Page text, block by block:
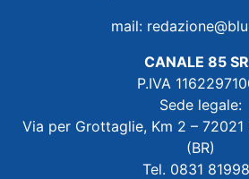
mail:
CANALE 85
P.IVA
Sede legale:
Via per Grottaglie, Km 2 – 72021
(BR)
Tel. 0831